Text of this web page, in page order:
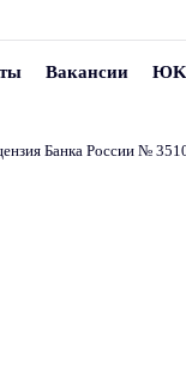
Вакансии
Банка России №